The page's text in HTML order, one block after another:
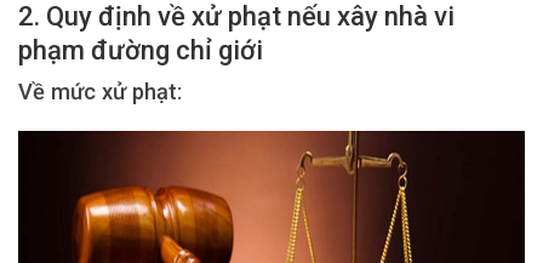
2. Quy định về xử phạt nếu xây nhà vi
phạm đường chỉ giới
Về mức xử phạt: